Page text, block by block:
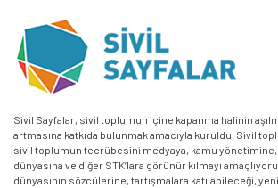
Sivil Sayfalar, sivil toplumun içine kapanma halinin
artmasına katkıda bulunmak amacıyla kuruldu. Sivil
sivil toplumun tecrübesini medyaya, kamu
dünyasına ve diğer STK’lara görünür kılmayı
dünyasının sözcülerine, tartışmalara katılabileceği,